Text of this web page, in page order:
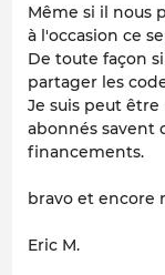
Même si il nous
à l'occasion ce
De toute façon
partager les
Je suis peut
abonnés savent
financements.
bravo et encore
Eric M.